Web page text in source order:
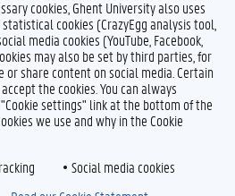
cookies, Ghent University also uses
cookies (CrazyEgg analysis tool,
media cookies (YouTube, Facebook,
may also be set by third parties, for
share content on social media. Certain
the cookies. You can always
settings" link at the bottom of the
we use and why in the Cookie
Social media cookies